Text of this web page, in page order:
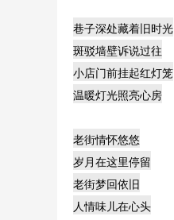
巷子深处藏着旧时光
斑驳墙壁诉说过往
小店门前挂起红灯笼
温暖灯光照亮心房
老街情怀悠悠
岁月在这里停留
老街梦回依旧
人情味儿在心头